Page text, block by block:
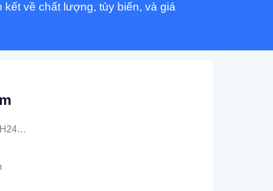
về chất lượng, tùy biến, và giá
H24…